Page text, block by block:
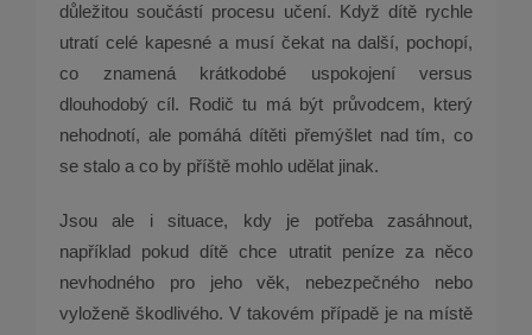
důležitou součástí procesu učení. Když dítě rychle
utratí celé kapesné a musí čekat na další, pochopí,
co znamená krátkodobé uspokojení versus
dlouhodobý cíl. Rodič tu má být průvodcem, který
nehodnotí, ale pomáhá dítěti přemýšlet nad tím, co
se stalo a co by příště mohlo udělat jinak.
Jsou ale i situace, kdy je potřeba zasáhnout,
například pokud dítě chce utratit peníze za něco
nevhodného pro jeho věk, nebezpečného nebo
vyloženě škodlivého. V takovém případě je na místě